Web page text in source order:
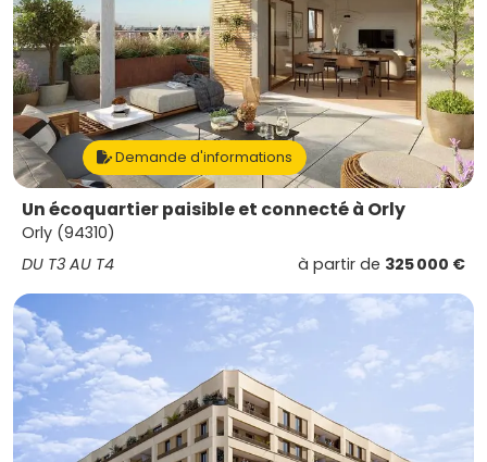
Demande d'informations
Un écoquartier paisible et connecté à Orly
Orly (94310)
DU T3 AU T4
à partir de 325 000 €